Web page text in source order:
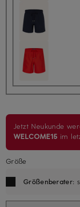
Jetzt Neukunde
WELCOME15 im
Größe
Größenberater: